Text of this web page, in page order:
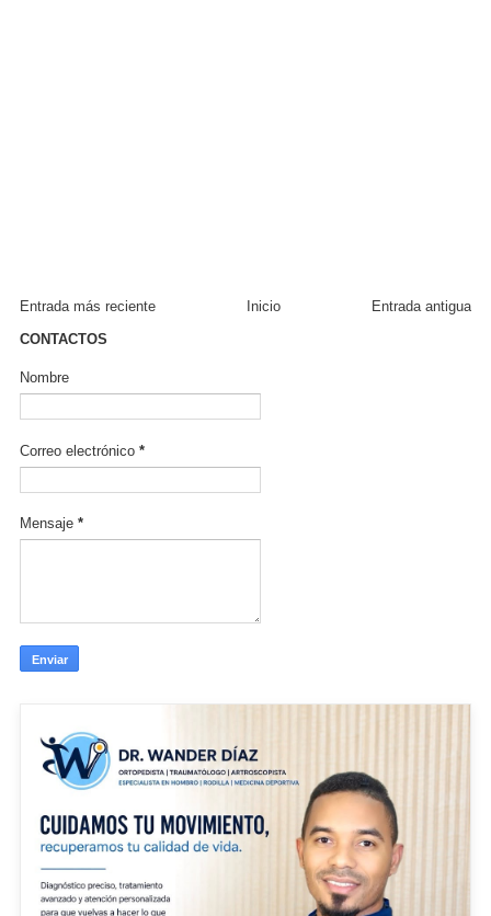
Entrada más reciente Entrada antigua
Inicio
CONTACTOS
Nombre
Correo electrónico *
Mensaje *